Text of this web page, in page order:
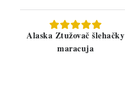
Alaska Ztužovač šlehačky
maracuja